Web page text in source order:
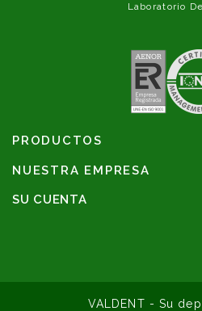
Laboratorio
PRODUCTOS
NUESTRA EMPRESA
SU CUENTA
VALDENT - Su